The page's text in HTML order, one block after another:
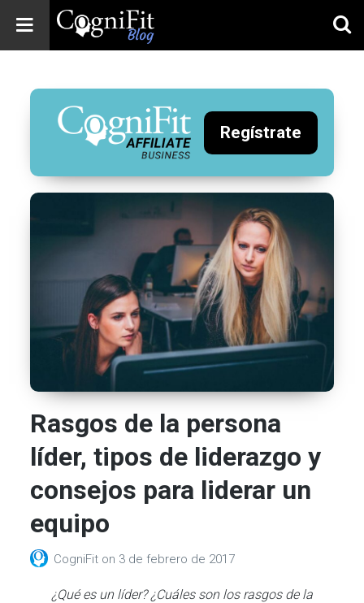
Blog: Brain
Health
News
Brain Training,
Mental Health, and
Wellness
Regístrate
Rasgos de la persona
líder, tipos de liderazgo y
consejos para liderar un
equipo
CogniFit on 3 de febrero de 2017
¿Qué es un líder? ¿Cuáles son los rasgos de la